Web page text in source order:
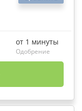
от 1 минуты
Одобрение